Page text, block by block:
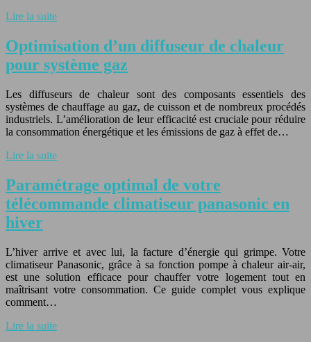
Lire la suite
Optimisation d’un diffuseur de chaleur
pour système gaz
Les diffuseurs de chaleur sont des composants essentiels des
systèmes de chauffage au gaz, de cuisson et de nombreux procédés
industriels. L’amélioration de leur efficacité est cruciale pour réduire
la consommation énergétique et les émissions de gaz à effet de…
Lire la suite
Paramétrage optimal de votre
télécommande climatiseur panasonic en
hiver
L’hiver arrive et avec lui, la facture d’énergie qui grimpe. Votre
climatiseur Panasonic, grâce à sa fonction pompe à chaleur air-air,
est une solution efficace pour chauffer votre logement tout en
maîtrisant votre consommation. Ce guide complet vous explique
comment…
Lire la suite